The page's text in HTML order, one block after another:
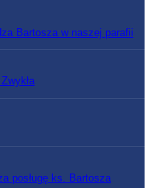
Bartosza w naszej parafii
posługę ks. Bartosza